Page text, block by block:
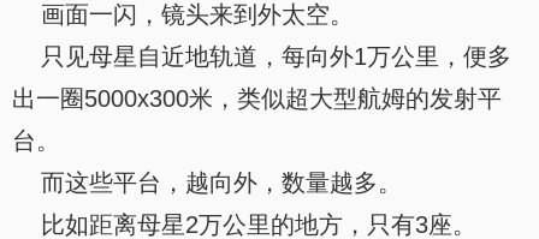
画面一闪，镜头来到外太空。
只见母星自近地轨道，每向外1万公里，便多
出一圈5000x300米，类似超大型航姆的发射平
台。
而这些平台，越向外，数量越多。
比如距离母星2万公里的地方，只有3座。